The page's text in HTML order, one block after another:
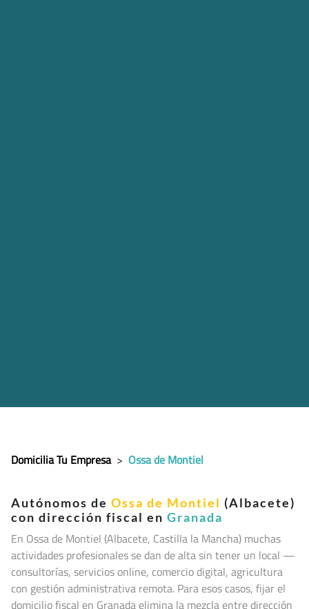
Domicilia Tu Empresa > Ossa de Montiel
Autónomos de Ossa de Montiel (Albacete)
con dirección fiscal en Granada
En Ossa de Montiel (Albacete, Castilla la Mancha) muchas
actividades profesionales se dan de alta sin tener un local —
consultorías, servicios online, comercio digital, agricultura
con gestión administrativa remota. Para esos casos, fijar el
domicilio fiscal en Granada elimina la mezcla entre dirección